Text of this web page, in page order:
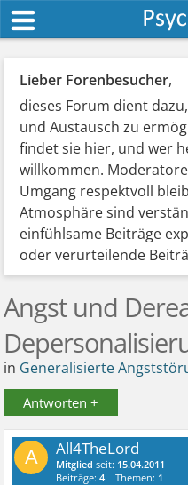
Lieber Forenbesucher,
dieses Forum dient
und Austausch zu
findet sie hier, und wer
willkommen.
Umgang respektvoll
Atmosphäre sind
einfühlsame Beiträge
oder verurteilende
Angst und
in Generalisierte
Antworten +
A All4TheLord
Mitglied seit: 15.04.2011
Beiträge:4 Themen: 1